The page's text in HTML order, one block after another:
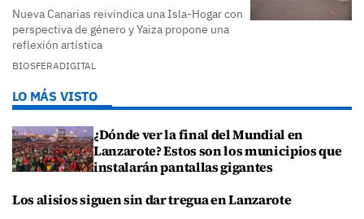
Nueva Canarias reivindica una Isla-Hogar con
perspectiva de género y Yaiza propone una
reflexión artística
BIOSFERADIGITAL
LO MÁS VISTO
¿Dónde ver la final del Mundial en
Lanzarote? Estos son los municipios que
instalarán pantallas gigantes
Los alisios siguen sin dar tregua en Lanzarote